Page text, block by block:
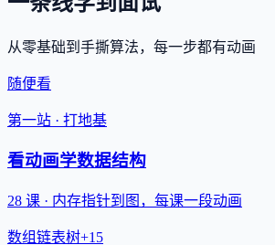
从零基础到手撕算法，每一步都有动画
随便看
第一站 · 打地基
看动画学数据结构
28 课 · 内存指针到图，每课一段动画
数组链表树+15